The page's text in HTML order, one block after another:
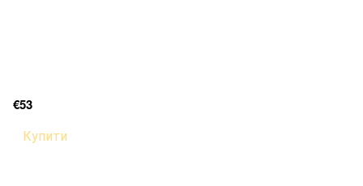
€53
Купити